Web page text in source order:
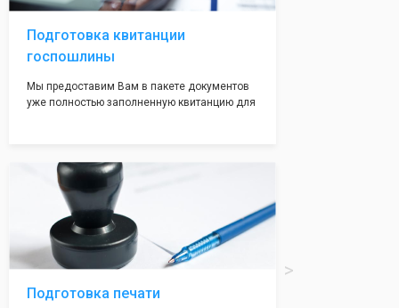
адреса не массовые и очень надежные!
Подготовка квитанции
госпошлины
Мы предоставим Вам в пакете документов
уже полностью заполненную квитанцию для
посредственно в налоговой инспекции при
подаче документов на регистрацию.
Подготовка печати